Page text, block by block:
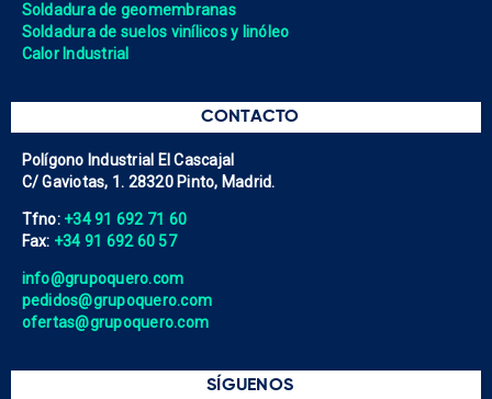
Soldadura de geomembranas
Soldadura de suelos vinílicos y linóleo
Calor Industrial
CONTACTO
Polígono Industrial El Cascajal
C/ Gaviotas, 1. 28320 Pinto, Madrid.
Tfno: +34 91 692 71 60
Fax: +34 91 692 60 57
info@grupoquero.com
pedidos@grupoquero.com
ofertas@grupoquero.com
SÍGUENOS